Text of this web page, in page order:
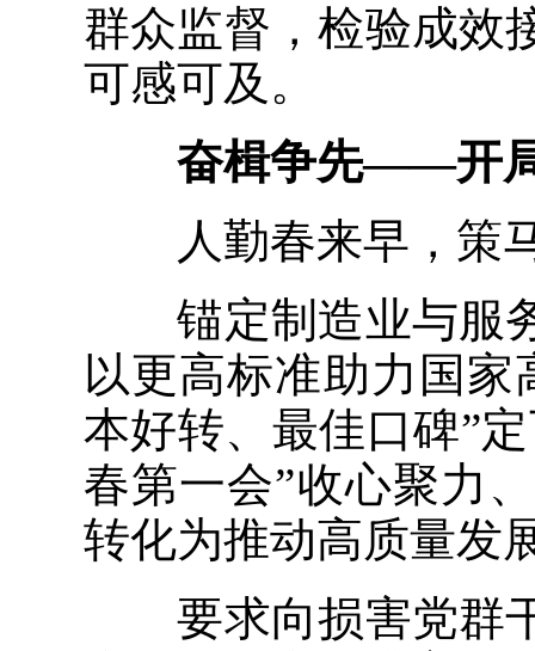
群众监督，检验成效
可感可及。
奋楫争先——开局
人勤春来早，策
锚定制造业与服务
以更高标准助力国家
本好转、最佳口碑”
春第一会”收心聚力
转化为推动高质量发
要求向损害党群干